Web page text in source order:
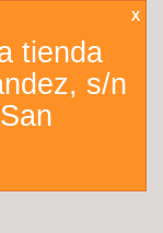
tienda
s/n
X